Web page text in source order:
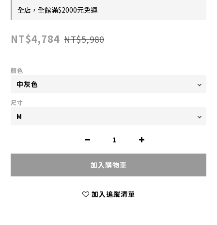
全店，全館滿$2000元免運
NT$4,784 NT$5,980
顏色
尺寸
加入購物車
加入追蹤清單